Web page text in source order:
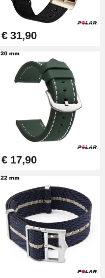
€ 31,90
€ 17,90